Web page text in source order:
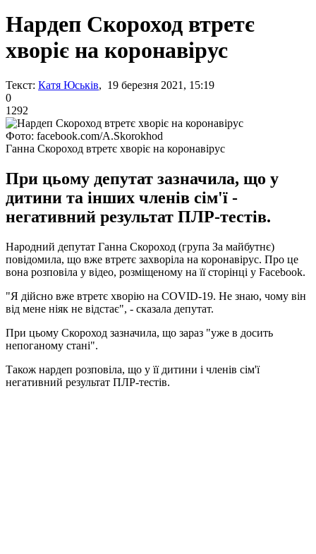
Нардеп Скороход втретє
хворіє на коронавірус
Текст: Катя Юськів, 19 березня 2021, 15:19
0
1292
Фото: facebook.com/A.Skorokhod
Ганна Скороход втретє хворіє на коронавірус
При цьому депутат зазначила, що у
дитини та інших членів сім'ї -
негативний результат ПЛР-тестів.
Народний депутат Ганна Скороход (група За майбутнє)
повідомила, що вже втретє захворіла на коронавірус. Про це
вона розповіла у відео, розміщеному на її сторінці у Facebook.
"Я дійсно вже втретє хворію на COVID-19. Не знаю, чому він
від мене ніяк не відстає", - сказала депутат.
При цьому Скороход зазначила, що зараз "уже в досить
непоганому стані".
Також нардеп розповіла, що у її дитини і членів сім'ї
негативний результат ПЛР-тестів.